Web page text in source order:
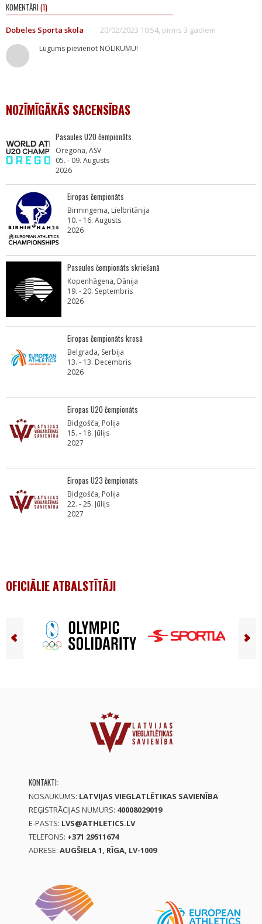
KOMENTĀRI (1)
Dobeles Sporta skola 20/02/2023 10:54, pirms 3 gadiem
Lūgums pievienot NOLIKUMU!
NOZĪMĪGĀKĀS SACENSĪBAS
Pasaules U20 čempionāts
Oregona, ASV
05. - 09. Augusts
2026
Eiropas čempionāts
Birmingema, Lielbritānija
10. - 16. Augusts
2026
Pasaules čempionāts skriešanā
Kopenhāgena, Dānija
19. - 20. Septembris
2026
Eiropas čempionāts krosā
Belgrada, Serbija
13. - 13. Decembris
2026
Eiropas U20 čempionāts
Bidgošča, Polija
15. - 18. Jūlijs
2027
Eiropas U23 čempionāts
Bidgošča, Polija
22. - 25. Jūlijs
2027
OFICIĀLIE ATBALSTĪTĀJI
KONTAKTI:
NOSAUKUMS: LATVIJAS VIEGLATLĒTIKAS SAVIENĪBA
REĢISTRĀCIJAS NUMURS: 40008029019
E-PASTS: LVS@ATHLETICS.LV
TELEFONS: +371 29511674
ADRESE: AUGŠIELA 1, RĪGA, LV-1009